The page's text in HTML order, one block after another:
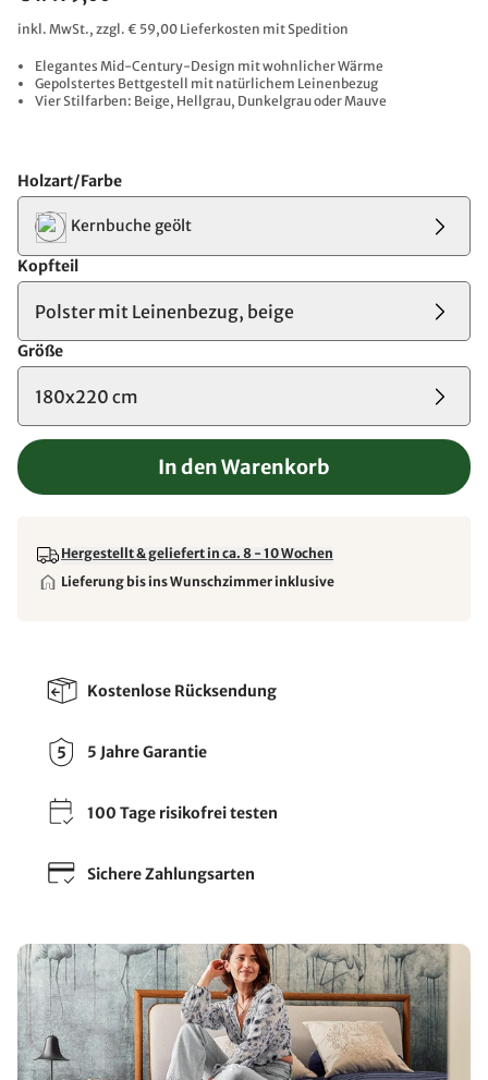
inkl. MwSt., zzgl. € 59,00 Lieferkosten mit Spedition
Elegantes Mid-Century-Design mit wohnlicher Wärme
Gepolstertes Bettgestell mit natürlichem Leinenbezug
Vier Stilfarben: Beige, Hellgrau, Dunkelgrau oder Mauve
Holzart/Farbe
Kernbuche geölt
Kopfteil
Polster mit Leinenbezug, beige
Größe
180x220 cm
In den Warenkorb
Hergestellt & geliefert in ca. 8 - 10 Wochen
Lieferung bis ins Wunschzimmer inklusive
Kostenlose Rücksendung
5 Jahre Garantie
100 Tage risikofrei testen
Sichere Zahlungsarten